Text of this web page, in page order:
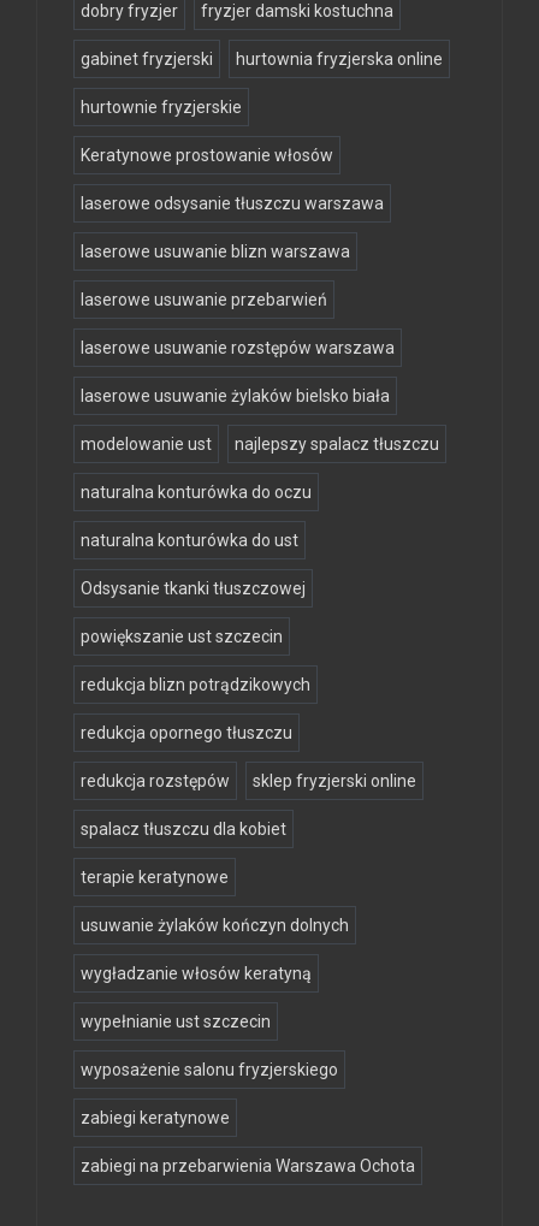
dobry fryzjer fryzjer damski kostuchna
gabinet fryzjerski hurtownia fryzjerska online
hurtownie fryzjerskie
Keratynowe prostowanie włosów
laserowe odsysanie tłuszczu warszawa
laserowe usuwanie blizn warszawa
laserowe usuwanie przebarwień
laserowe usuwanie rozstępów warszawa
laserowe usuwanie żylaków bielsko biała
modelowanie ust najlepszy spalacz tłuszczu
naturalna konturówka do oczu
naturalna konturówka do ust
Odsysanie tkanki tłuszczowej
powiększanie ust szczecin
redukcja blizn potrądzikowych
redukcja opornego tłuszczu
redukcja rozstępów sklep fryzjerski online
spalacz tłuszczu dla kobiet
terapie keratynowe
usuwanie żylaków kończyn dolnych
wygładzanie włosów keratyną
wypełnianie ust szczecin
wyposażenie salonu fryzjerskiego
zabiegi keratynowe
zabiegi na przebarwienia Warszawa Ochota